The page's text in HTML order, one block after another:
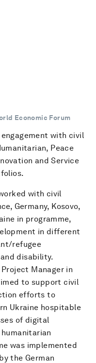
Economic Forum
engagement with civil
Peace
and Service
with civil
Germany, Kosovo,
in programme,
in different
refugee
disability.
Manager in
to support civil
efforts to
Ukraine hospitable
of digital
was implemented
the German